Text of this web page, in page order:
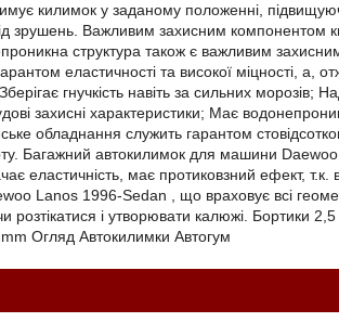
килимок у заданому положенні,
зрушень. Важливим захисним компонентом
структура також є важливим
еластичності та високої міцності, а,
гнучкість навіть за сильних морозів;
захисні характеристики; Має
обладнання служить гарантом
Багажний автокилимок для машини
еластичність, має протиковзний ефект,
Lanos 1996-Sedan , що враховує всі
розтікатися і утворювати калюжі. Бортики
Огляд Автокилимки Автогум